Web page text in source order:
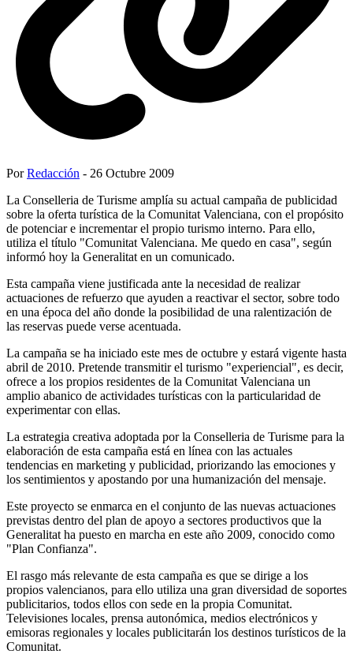
PorRedacción - 26 Octubre 2009
La Conselleria de Turisme amplía su actual campaña de publicidad
sobre la oferta turística de la Comunitat Valenciana, con el propósito
de potenciar e incrementar el propio turismo interno. Para ello,
utiliza el título "Comunitat Valenciana. Me quedo en casa", según
informó hoy la Generalitat en un comunicado.
Esta campaña viene justificada ante la necesidad de realizar
actuaciones de refuerzo que ayuden a reactivar el sector, sobre todo
en una época del año donde la posibilidad de una ralentización de
las reservas puede verse acentuada.
La campaña se ha iniciado este mes de octubre y estará vigente hasta
abril de 2010. Pretende transmitir el turismo "experiencial", es decir,
ofrece a los propios residentes de la Comunitat Valenciana un
amplio abanico de actividades turísticas con la particularidad de
experimentar con ellas.
La estrategia creativa adoptada por la Conselleria de Turisme para la
elaboración de esta campaña está en línea con las actuales
tendencias en marketing y publicidad, priorizando las emociones y
los sentimientos y apostando por una humanización del mensaje.
Este proyecto se enmarca en el conjunto de las nuevas actuaciones
previstas dentro del plan de apoyo a sectores productivos que la
Generalitat ha puesto en marcha en este año 2009, conocido como
"Plan Confianza".
El rasgo más relevante de esta campaña es que se dirige a los
propios valencianos, para ello utiliza una gran diversidad de soportes
publicitarios, todos ellos con sede en la propia Comunitat.
Televisiones locales, prensa autonómica, medios electrónicos y
emisoras regionales y locales publicitarán los destinos turísticos de la
Comunitat.